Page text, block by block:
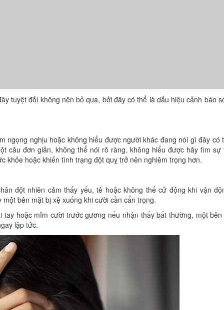
tuyệt đối không nên bỏ qua, bởi đây có thể là dấu hiệu cảnh báo
ngọng nghịu hoặc không hiểu được người khác đang nói gì đây có
câu đơn giản, không thể nói rõ ràng, không hiểu được hãy tìm sự
khỏe hoặc khiến tình trạng đột quỵ trở nên nghiêm trọng hơn.
đột nhiên cảm thấy yếu, tê hoặc không thể cử động khi vận
bên mặt bị xệ xuống khi cười cần cẩn trọng.
hoặc mỉm cười trước gương nếu nhận thấy bất thường, một bên
lập tức.